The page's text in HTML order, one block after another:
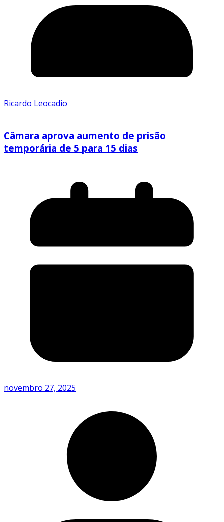
Ricardo Leocadio
Câmara aprova aumento de prisão
temporária de 5 para 15 dias
novembro 27, 2025